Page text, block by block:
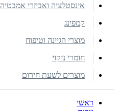
אינסטלציה ואביזרי אמבטיה
קמפינג
מוצרי הגיינה וטיפוח
חומרי ניקוי
מוצרים לשעת חירום
ראשי